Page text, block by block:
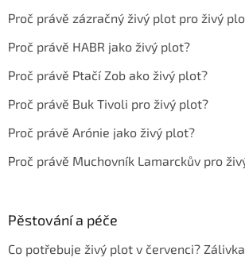
Proč právě zázračný živý plot pro živý
Proč právě HABR jako živý plot?
Proč právě Ptačí Zob ako živý plot?
Proč právě Buk Tivoli pro živý plot?
Proč právě Arónie jako živý plot?
Proč právě Muchovník Lamarckův pro
Pěstování a péče
Co potřebuje živý plot v červenci?